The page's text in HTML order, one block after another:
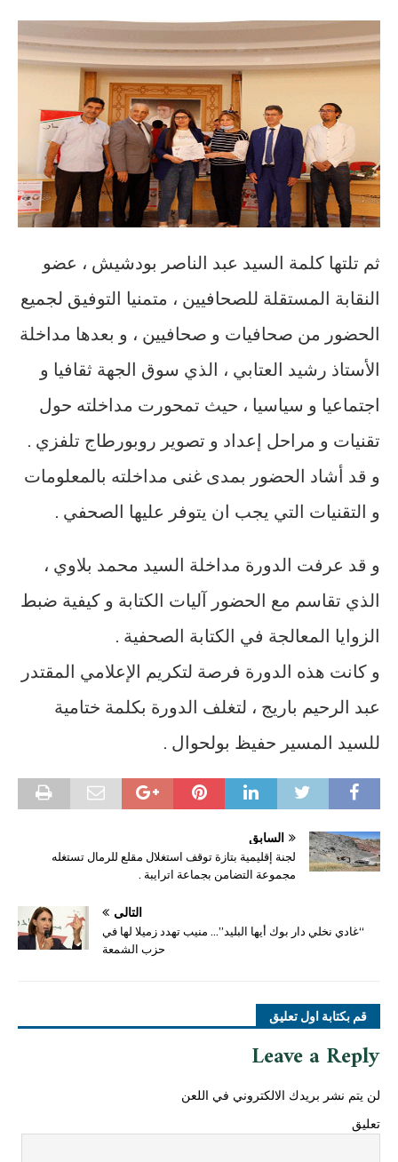
ثم تلتها كلمة السيد عبد الناصر بودشيش ، عضو
النقابة المستقلة للصحافيين ، متمنيا التوفيق لجميع
الحضور من صحافيات و صحافيين ، و بعدها مداخلة
الأستاذ رشيد العتابي ، الذي سوق الجهة ثقافيا و
اجتماعيا و سياسيا ، حيث تمحورت مداخلته حول
تقنيات و مراحل إعداد و تصوير روبورطاج تلفزي .
و قد أشاد الحضور بمدى غنى مداخلته بالمعلومات
و التقنيات التي يجب ان يتوفر عليها الصحفي .
و قد عرفت الدورة مداخلة السيد محمد بلاوي ،
الذي تقاسم مع الحضور آليات الكتابة و كيفية ضبط
الزوايا المعالجة في الكتابة الصحفية .
و كانت هذه الدورة فرصة لتكريم الإعلامي المقتدر
عبد الرحيم باريج ، لتغلف الدورة بكلمة ختامية
للسيد المسير حفيظ بولحوال .
السابق
لجنة إقليمية بتازة توقف استغلال مقلع للرمال تستغله
مجموعة التضامن بجماعة اترايبة .
التالي
“غادي نخلي دار بوك أيها البليد”… منيب تهدد زميلا لها في
حزب الشمعة
قم بكتابة اول تعليق
Leave a Reply
لن يتم نشر بريدك الالكتروني في اللعن
تعليق